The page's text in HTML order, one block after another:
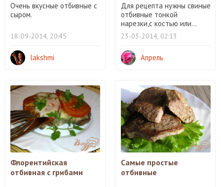
Очень вкусные отбивные с
сыром.
18-09-2014, 20:45
lakshmi
Для рецепта нужны свиные
отбивные тонкой
нарезки,с костью или...
23-03-2014, 02:13
Апрель
Флорентийская
отбивная с грибами
Самые простые
отбивные